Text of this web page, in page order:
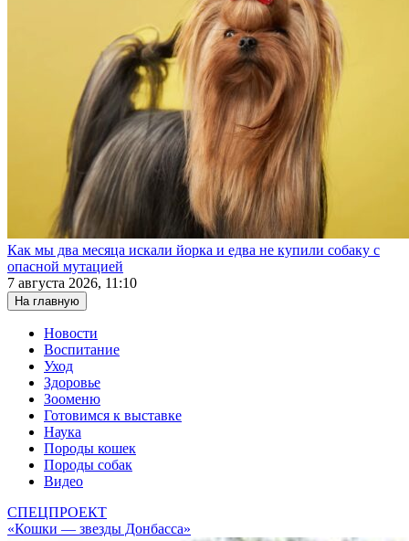
Как мы два месяца искали йорка и едва не купили собаку с
опасной мутацией
7 августа 2026, 11:10
На главную
Новости
Воспитание
Уход
Здоровье
Зооменю
Готовимся к выставке
Наука
Породы кошек
Породы собак
Видео
СПЕЦПРОЕКТ
«Кошки — звезды Донбасса»